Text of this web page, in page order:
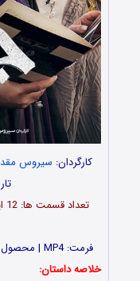
کارگردان: سیروس
فرمت: MP4 | محصول کشور ایران | تهیه کننده: منوچهر محمدی
خلاصه داستان: